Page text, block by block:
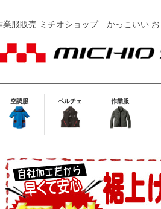
業服販売 ミチオショップかっこいい お
空調服 ペルチェ 作業服